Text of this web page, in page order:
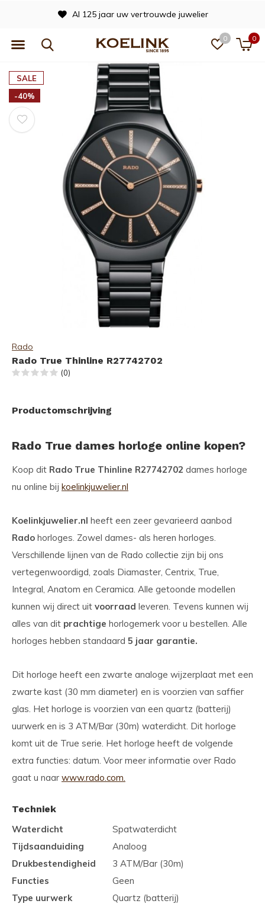
0 0
Al 125 jaar uw vertrouwde juwelier
SALE
-40%
Rado
Rado True Thinline R27742702
(0)
Productomschrijving
Rado True dames horloge online kopen?
Koop dit Rado True Thinline R27742702 dames horloge
nu online bij koelinkjuwelier.nl
Koelinkjuwelier.nl heeft een zeer gevarieerd aanbod
Rado horloges. Zowel dames- als heren horloges.
Verschillende lijnen van de Rado collectie zijn bij ons
vertegenwoordigd, zoals Diamaster, Centrix, True,
Integral, Anatom en Ceramica. Alle getoonde modellen
kunnen wij direct uit voorraad leveren. Tevens kunnen wij
alles van dit prachtige horlogemerk voor u bestellen. Alle
horloges hebben standaard 5 jaar garantie.
Dit horloge heeft een zwarte analoge wijzerplaat met een
zwarte kast (30 mm diameter) en is voorzien van saffier
glas. Het horloge is voorzien van een quartz (batterij)
uurwerk en is 3 ATM/Bar (30m) waterdicht. Dit horloge
komt uit de True serie. Het horloge heeft de volgende
extra functies: datum. Voor meer informatie over Rado
gaat u naar www.rado.com.
Techniek
Waterdicht
Spatwaterdicht
Tijdsaanduiding
Analoog
Drukbestendigheid
3 ATM/Bar (30m)
Functies
Geen
Type uurwerk
Quartz (batterij)